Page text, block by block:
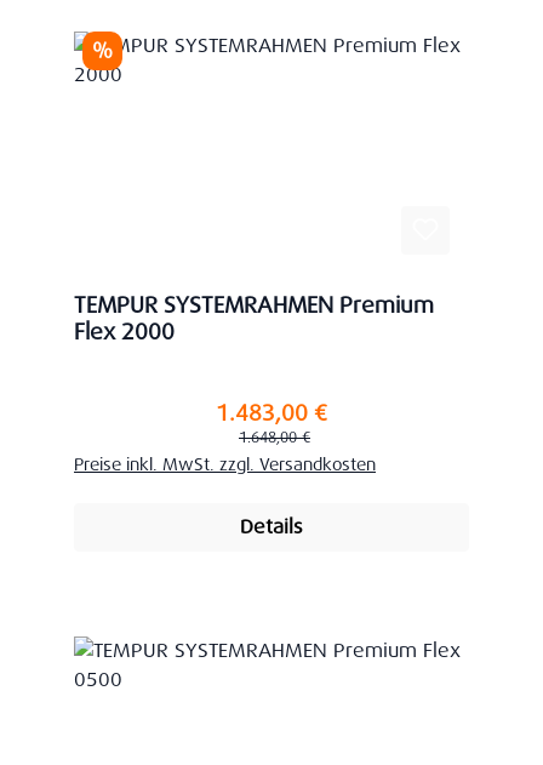
Rabatt
%
TEMPUR SYSTEMRAHMEN Premium
Flex 2000
Verkaufspreis:1.483,00 €
Regulärer Preis:
1.648,00 €
Preise inkl. MwSt. zzgl. Versandkosten
Details